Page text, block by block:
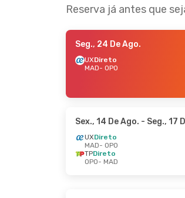
Reserva já antes que
Seg., 24 De Ago.
UXDireto
MAD- OPO
Sex., 14 De Ago. - Seg., 17
UXDireto
MAD- OPO
TPDireto
OPO- MAD